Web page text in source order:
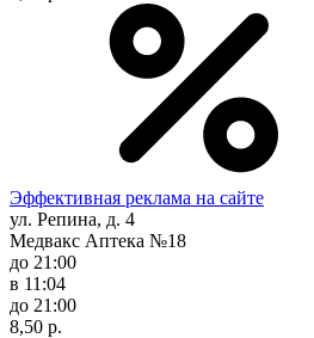
Эффективная реклама на сайте
ул. Репина, д. 4
Медвакс Аптека №18
до 21:00
в 11:04
до 21:00
8,50 р.